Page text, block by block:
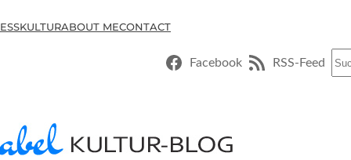
ESSKULTURABOUT MECONTACT
Facebook RSS-Feed